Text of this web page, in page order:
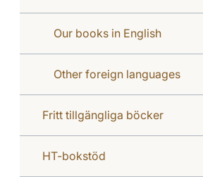
Our books in English
Other foreign languages
Fritt tillgängliga böcker
HT-bokstöd